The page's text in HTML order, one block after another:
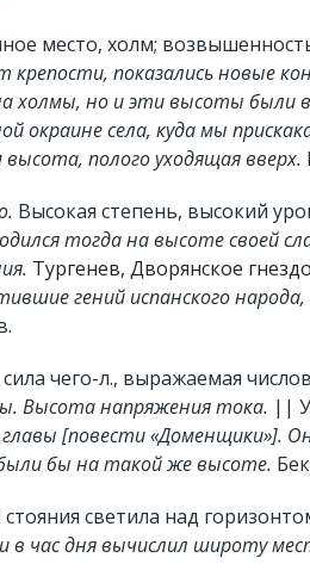
место, холм;
крепости, показались новые
холмы, но и эти высоты были
окраине села, куда мы
полого уходящая вверх.
Высокая степень, высокий
тогда на высоте своей
Тургенев, Дворянское гнездо
гений испанского
чего-л., выражаемая
Высота напряжения тока. ||
[повести «Доменщики»].
бы на такой же высоте.
стояния светила над
в час дня вычислил широту